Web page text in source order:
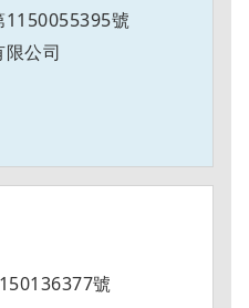
1150055395號
公司
號